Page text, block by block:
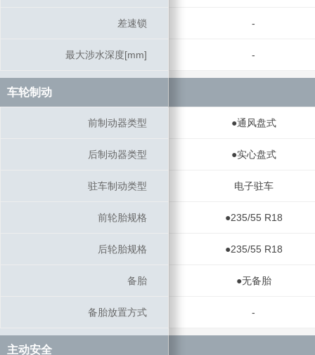
差速锁 -
最大涉水深度[mm] -
车轮制动
前制动器类型 ●通风盘式
后制动器类型 ●实心盘式
驻车制动类型 电子驻车
前轮胎规格 ●235/55 R18
后轮胎规格 ●235/55 R18
备胎 ●无备胎
备胎放置方式 -
主动安全
差速锁
最大涉水深度[mm]
车轮制动
前制动器类型
后制动器类型
驻车制动类型
前轮胎规格
后轮胎规格
备胎
备胎放置方式
主动安全